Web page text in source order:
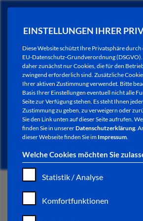
EINSTELLUNGEN IHRER
Diese Website schützt Ihre Privatsphäre
EU-Datenschutz-Grundverordnung
daher zunächst nur Cookies, die für den
zwingend erforderlich sind. Zusätzliche
Ihrer aktiven Zustimmung verwendet. Bitte
Basis Ihrer Einstellungen eventuell nicht alle
Seite zur Verfügung stehen. Es steht Ihnen
Zustimmung zu geben, zu verweigern oder
Sie den Link unten auf dieser Seite aufrufen.
finden Sie in unsererDatenschutzerklärung.
dieser Webseite finden Sie im Impressum.
Welche Cookies möchten Sie
Statistik / Analyse
Komfortfunktionen
NEWSLETTER / CITY
START